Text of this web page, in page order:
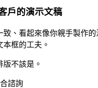
戶的演示文稿
致、看起來像你親手製作
框的工夫。
不該是。
諮詢